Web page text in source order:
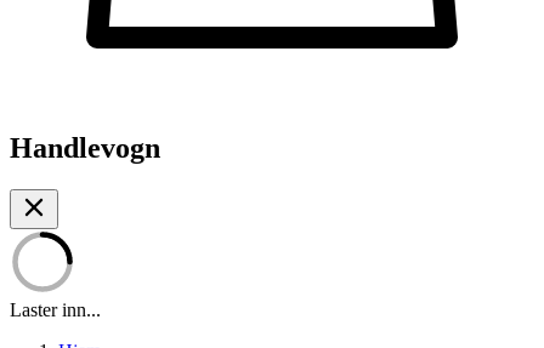
Handlevogn
Laster inn...